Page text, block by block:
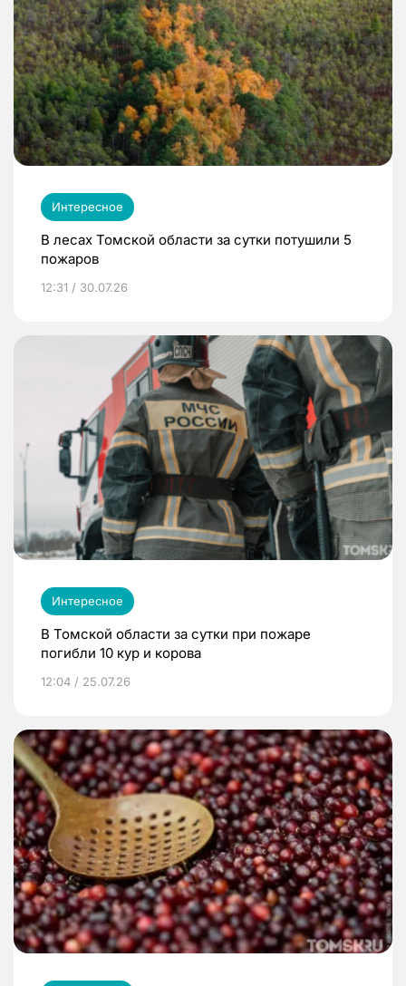
Интересное
В лесах Томской области за сутки потушили 5
пожаров
12:31 / 30.07.26
Интересное
В Томской области за сутки при пожаре
погибли 10 кур и корова
12:04 / 25.07.26